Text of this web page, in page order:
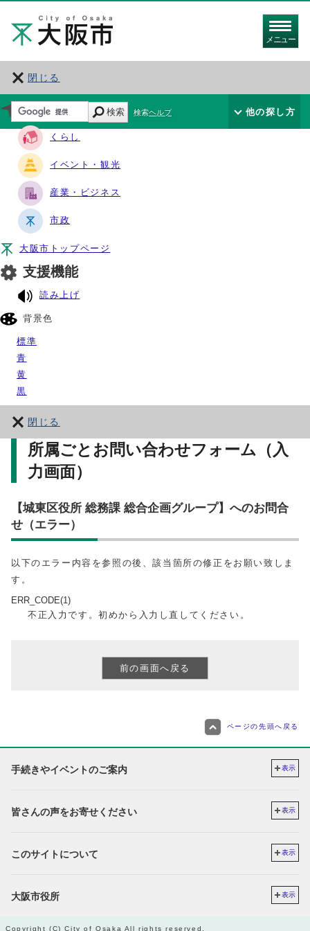
メニュー
閉じる
サイト・ナビ
くらし
イベント・観光
産業・ビジネス
市政
大阪市トップページ
支援機能
読み上げ
背景色
標準
青
黄
黒
閉じる
検索 検索ヘルプ 他の探し方
所属ごとお問い合わせフォーム（入
力画面）
【城東区役所 総務課 総合企画グループ】へのお問合
せ（エラー）
以下のエラー内容を参照の後、該当箇所の修正をお願い致しま
す。
ERR_CODE(1)
不正入力です。初めから入力し直してください。
ページの先頭へ戻る
手続きやイベントのご案内 表示
皆さんの声をお寄せください 表示
このサイトについて 表示
大阪市役所 表示
Copyright (C) City of Osaka All rights reserved.